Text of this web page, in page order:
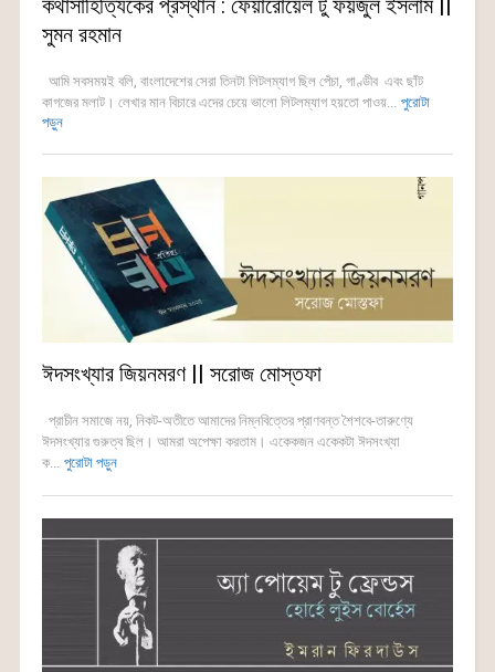
কথাসাহিত্যিকের প্রস্থান : ফেয়ারোয়েল টু ফয়জুল ইসলাম ||
সুমন রহমান
আমি সবসময়ই বলি, বাংলাদেশের সেরা তিনটা লিটলম্যাগ ছিল পেঁচা, গাণ্ডীব এবং ছাঁট
কাগজের মলাট। লেখার মান বিচারে এদের চেয়ে ভালো লিটলম্যাগ হয়তো পাওয়... পুরোটা
পড়ুন
ঈদসংখ্যার জিয়নমরণ || সরোজ মোস্তফা
প্রাচীন সমাজে নয়, নিকট-অতীতে আমাদের নিম্নবিত্তের প্রাণবন্ত শৈশবে-তারুণ্যে
ঈদসংখ্যার গুরুত্ব ছিল। আমরা অপেক্ষা করতাম। একেকজন একেকটা ঈদসংখ্যা
ক... পুরোটা পড়ুন